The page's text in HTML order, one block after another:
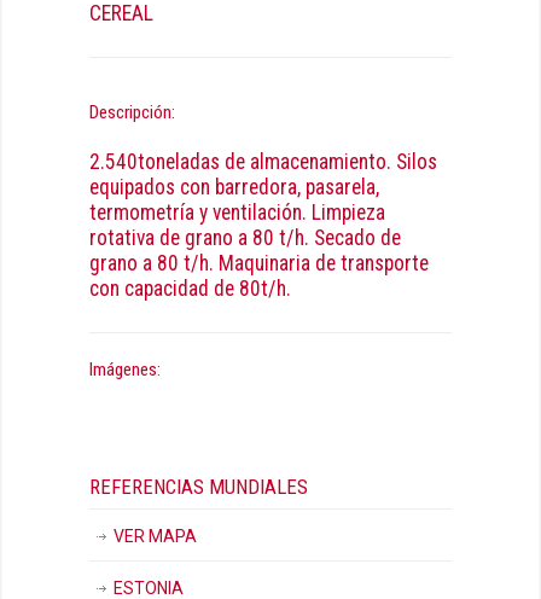
CEREAL
Descripción:
2.540toneladas de almacenamiento. Silos
equipados con barredora, pasarela,
termometría y ventilación. Limpieza
rotativa de grano a 80 t/h. Secado de
grano a 80 t/h. Maquinaria de transporte
con capacidad de 80t/h.
Imágenes:
REFERENCIAS MUNDIALES
VER MAPA
ESTONIA